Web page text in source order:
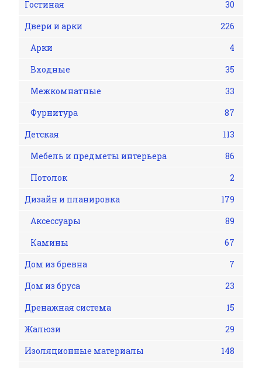
Гостиная
30
Двери и арки
226
Арки
4
Входные
35
Межкомнатные
33
Фурнитура
87
Детская
113
Мебель и предметы интерьера
86
Потолок
2
Дизайн и планировка
179
Аксессуары
89
Камины
67
Дом из бревна
7
Дом из бруса
23
Дренажная система
15
Жалюзи
29
Изоляционные материалы
148